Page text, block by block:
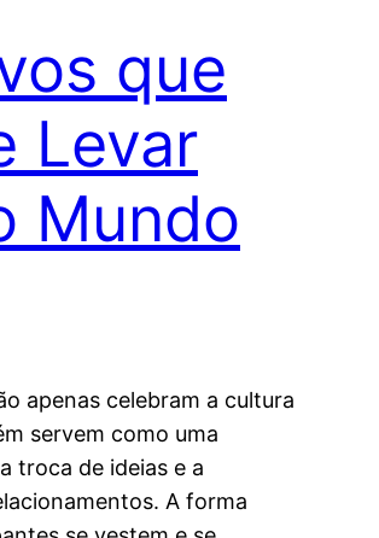
que
Levar
Mundo
apenas celebram a cultura
servem como uma
troca de ideias e a
A forma